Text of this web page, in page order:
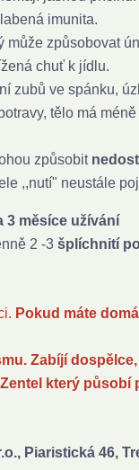
imunita.
může způsobovat
chuť k jídlu.
zubů ve spánku,
tělo má
způsobit
,,nutí" neustále
3 měsíce užívání
2 -3 šplíchnití
Pokud máte
Zabíjí
který
Piaristická 46,